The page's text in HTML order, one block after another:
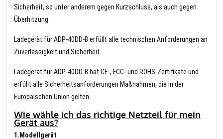
Sicherheit, so unter anderem gegen Kurzschluss, als auch gegen
Überhitzung.
Ladegerät für ADP-40DD-B erfüllt alle technischen Anforderungen an
Zuverlässigkeit und Sicherheit.
Ladegerät für ADP-40DD-B hat CE-, FCC- und ROHS-Zertifikate und
erfüllt alle Sicherheitsanforderungen Maßnahmen, die in der
Europäischen Union gelten.
Wie wähle ich das richtige Netzteil für mein
Gerät aus?
1.Modellgerät